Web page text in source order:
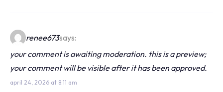
renee673says:
your comment is awaiting moderation. this is a preview;
your comment will be visible after it has been approved.
april 24, 2026 at 8:11 am